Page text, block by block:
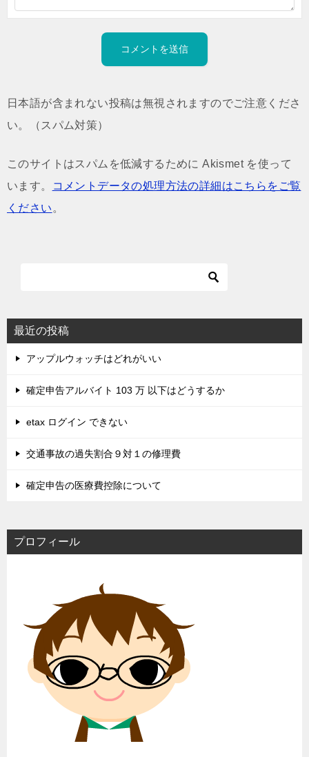
日本語が含まれない投稿は無視されますのでご注意くださ
い。（スパム対策）
このサイトはスパムを低減するために Akismet を使って
います。
コメントデータの処理方法の詳細はこちらをご覧
ください 。
最近の投稿
アップルウォッチはどれがいい
確定申告アルバイト 103 万 以下はどうするか
etax ログイン できない
交通事故の過失割合９対１の修理費
確定申告の医療費控除について
プロフィール